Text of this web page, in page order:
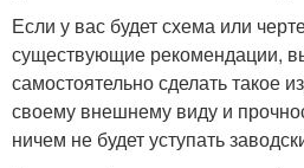
Если у вас будет схема или
существующие рекомендации,
самостоятельно сделать такое
своему внешнему виду и
ничем не будет уступать